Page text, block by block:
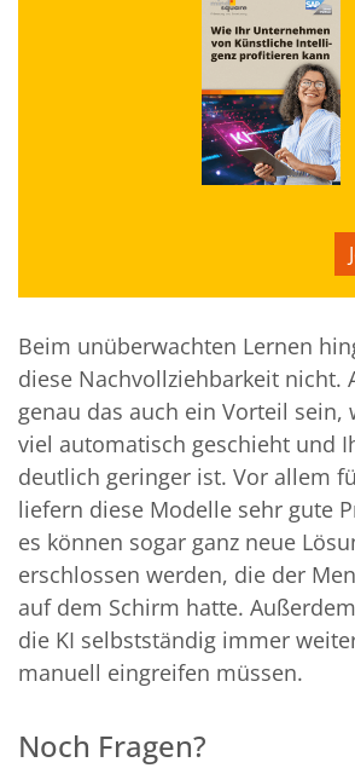
Beim unüberwachten Lernen
diese Nachvollziehbarkeit nicht.
genau das auch ein Vorteil sein,
viel automatisch geschieht und
deutlich geringer ist. Vor allem
liefern diese Modelle sehr gute
es können sogar ganz neue
erschlossen werden, die der
auf dem Schirm hatte.
die KI selbstständig immer
manuell eingreifen müssen.
Noch Fragen?